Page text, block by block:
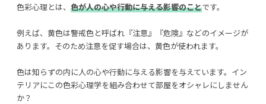
色彩心理とは、 色が人の心や行動に与える影響のことです。
例えば、黄色は警戒色と呼ばれ『注意』『危険』などのイメージが
あります。そのため注意を促す場合は、黄色が使われます。
色は知らずの内に人の心や行動に与える影響を与えています。イン
テリアにこの色彩心理学を組み合わせて部屋をオシャレにしません
か？